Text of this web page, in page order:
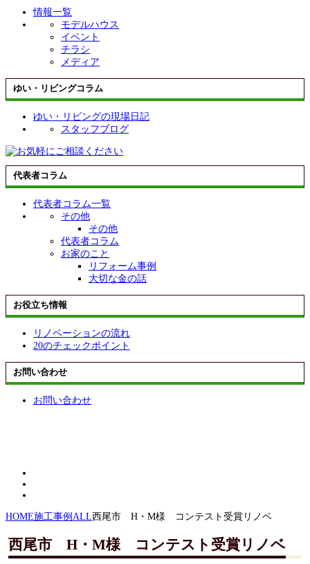
情報一覧
モデルハウス
イベント
チラシ
メディア
ゆい・リビングコラム
ゆい・リビングの現場日記
スタッフブログ
代表者コラム
代表者コラム一覧
その他
その他
代表者コラム
お家のこと
リフォーム事例
大切な金の話
お役立ち情報
リノベーションの流れ
20のチェックポイント
お問い合わせ
お問い合わせ
HOME施工事例 ALL西尾市 H・M様 コンテスト受賞リノベ
西尾市 H・M様 コンテスト受賞リノベ